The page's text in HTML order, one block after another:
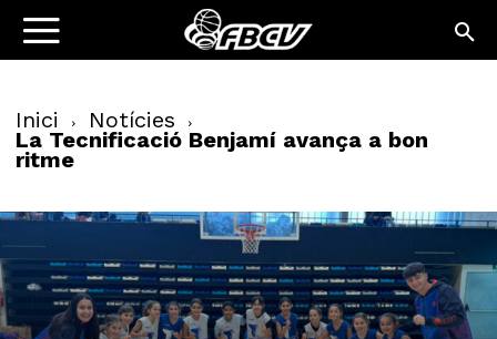
Inici Notícies
La Tecnificació Benjamí avança a bon
ritme